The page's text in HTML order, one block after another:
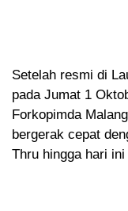
Setelah resmi di
pada Jumat 1
Forkopimda
bergerak cepat
Thru hingga hari